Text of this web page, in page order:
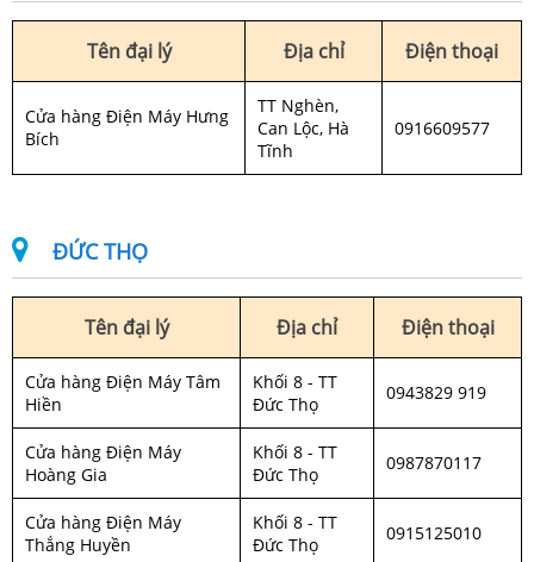
Tên đại lý Địa chỉ Điện thoại
Cửa hàng Điện Máy Hưng
Bích
TT Nghèn,
Can Lộc, Hà
Tĩnh
0916609577
ĐỨC THỌ
Tên đại lý Địa chỉ Điện thoại
Cửa hàng Điện Máy Tâm
Hiền
Khối 8 - TT
Đức Thọ
0943829 919
Cửa hàng Điện Máy
Hoàng Gia
Khối 8 - TT
Đức Thọ
0987870117
Cửa hàng Điện Máy
Thắng Huyền
Khối 8 - TT
Đức Thọ
0915125010